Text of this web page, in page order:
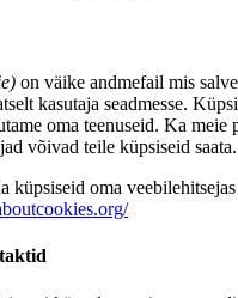
on väike andmefail mis
kasutaja seadmesse.
oma teenuseid. Ka meie
võivad teile küpsiseid saata.
küpsiseid oma